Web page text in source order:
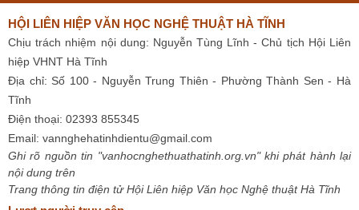
HỘI LIÊN HIỆP VĂN HỌC NGHỆ THUẬT HÀ TĨNH
Chịu trách nhiệm nội dung: Nguyễn Tùng Lĩnh - Chủ tịch Hội Liên
hiệp VHNT Hà Tĩnh
Địa chỉ: Số 100 - Nguyễn Trung Thiên - Phường Thành Sen - Hà
Tĩnh
Điện thoại: 02393 855345
Email: vannghehatinhdientu@gmail.com
Ghi rõ nguồn tin "vanhocnghethuathatinh.org.vn" khi phát hành lại
nội dung trên
Trang thông tin điện tử Hội Liên hiệp Văn học Nghệ thuật Hà Tĩnh